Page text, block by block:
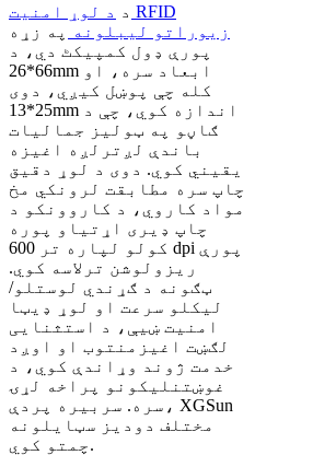
د د لوړ امنیت RFID
زیوراتو لیبلونه
په زړه
پورې ډول کمپیکٹ دي، د
66*26mm ابعاد سره، او
کله چې پوښل کیږي، دوی
25*13mm اندازه کوي، چې د
ګاڼو په ټولیز جمالیات
باندې لږترلږه اغیزه
یقیني کوي. دوی د لوړ دقیق
چاپ سره مطابقت لرونکي مخ
مواد کاروي، د کاروونکو د
چاپ ډیری اړتیاو پوره
کولو لپاره تر 600 dpi پورې
ریزولوشن ترلاسه کوي.
ټګونه د ګړندي لوستلو/
لیکلو سرعت او لوړ ډیټا
امنیت ښیې، د استثنایی
لګښت اغیزمنتوب او اوږد
خدمت ژوند وړاندې کوي، د
غوښتنلیکونو پراخه لړۍ
سره. سربیره پردې، XGSun
مختلف دودیز سټایلونه
چمتو کوي.